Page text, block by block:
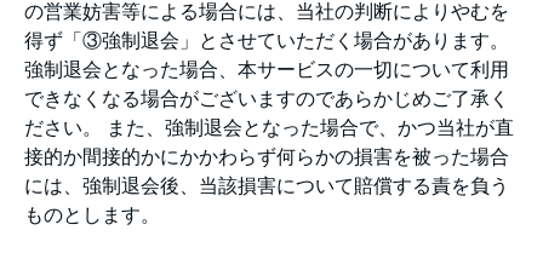
の営業妨害等による場合には、当社の判断によりやむを
得ず「③強制退会」とさせていただく場合があります。
強制退会となった場合、本サービスの一切について利用
できなくなる場合がございますのであらかじめご了承く
ださい。 また、強制退会となった場合で、かつ当社が直
接的か間接的かにかかわらず何らかの損害を被った場合
には、強制退会後、当該損害について賠償する責を負う
ものとします。